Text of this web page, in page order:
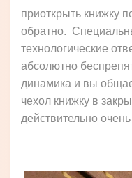
приоткрыть книжку
обратно.
технологические
абсолютно
динамика и вы
чехол книжку в
действительно